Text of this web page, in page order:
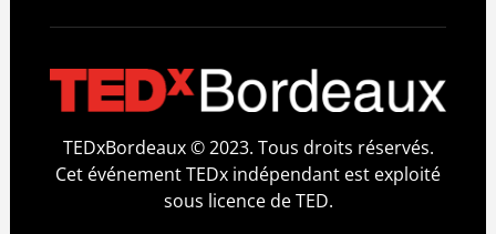
TEDxBordeaux © 2023. Tous droits réservés.
Cet événement TEDx indépendant est exploité
sous licence de TED.